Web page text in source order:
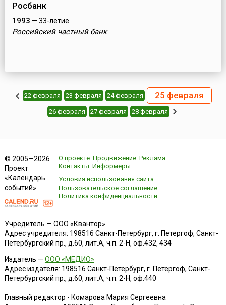
Росбанк
1993 — 33-летие
Российский частный банк
22 февраля 23 февраля 24 февраля 25 февраля
26 февраля 27 февраля 28 февраля
© 2005—2026
Проект
«Календарь
событий»
О проекте Продвижение Реклама
Контакты Информеры
Условия использования сайта
Пользовательское соглашение
Политика конфиденциальности
Учредитель — ООО «Квантор»
Адрес учредителя: 198516 Санкт-Петербург, г. Петергоф, Санкт-
Петербургский пр., д.60, лит.А, ч.п. 2-Н, оф.432, 434
Издатель — ООО «МЕДИО»
Адрес издателя: 198516 Санкт-Петербург, г. Петергоф, Санкт-
Петербургский пр., д.60, лит.А, ч.п. 2-Н, оф.440
Главный редактор - Комарова Мария Сергеевна